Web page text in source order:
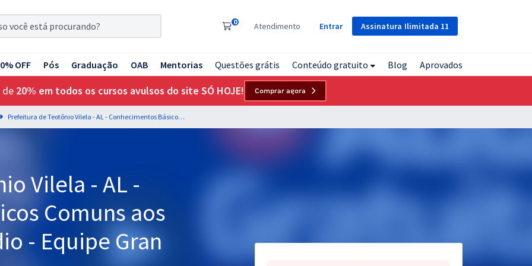
Assinatura Ilimitada 11
0 Atendimento Entrar
OFF Pós Graduação OAB Mentorias Questões grátis Conteúdo gratuito Blog Aprovados
de 20% em todos os cursos avulsos do site SÓ HOJE! Comprar agora
Prefeitura de Teotônio Vilela - AL - Conhecimentos Básicos Comuns aos cargos de Nível Médio - Equipe Gran (Pós-Edital)
Vilela - AL -
Comuns aos
- Equipe Gran